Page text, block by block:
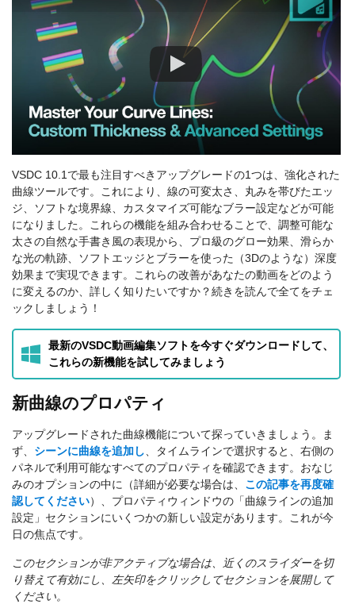
VSDC 10.1で最も注目すべきアップグレードの1つは、強化された
曲線ツールです。これにより、線の可変太さ、丸みを帯びたエッ
ジ、ソフトな境界線、カスタマイズ可能なブラー設定などが可能
になりました。これらの機能を組み合わせることで、調整可能な
太さの自然な手書き風の表現から、プロ級のグロー効果、滑らか
な光の軌跡、ソフトエッジとブラーを使った（3Dのような）深度
効果まで実現できます。これらの改善があなたの動画をどのよう
に変えるのか、詳しく知りたいですか？続きを読んで全てをチェ
ックしましょう！
最新のVSDC動画編集ソフトを今すぐダウンロードして、
これらの新機能を試してみましょう
新曲線のプロパティ
アップグレードされた曲線機能について探っていきましょう。ま
ず、 シーンに曲線を追加し 、タイムラインで選択すると、右側の
パネルで利用可能なすべてのプロパティを確認できます。おなじ
みのオプションの中に（詳細が必要な場合は、 この記事を再度確
認してください）、プロパティウィンドウの「曲線ラインの追加
設定」セクションにいくつかの新しい設定があります。これが今
日の焦点です。
このセクションが非アクティブな場合は、近くのスライダーを切
り替えて有効にし、左矢印をクリックしてセクションを展開して
ください。